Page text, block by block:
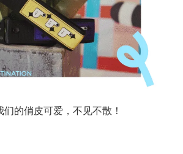
们的俏皮可爱，不见不散！